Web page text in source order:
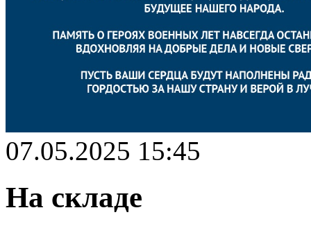
07.05.2025 15:45
На складе